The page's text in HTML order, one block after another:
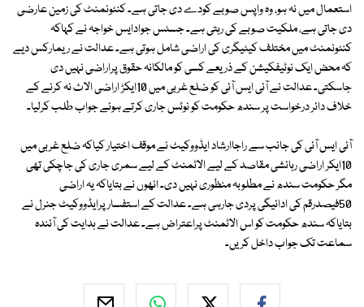
استعمال میں نہ ہو، وہ واپس صوبے کودے دی جاتی ہے۔ کنٹونمنٹ کی زمین عارضی
دی جاتی ہے، ملکیت صوبے کی رہتی ہے۔ جسٹس جوادایس خواجہ نے کہاکہ
کنٹونمنٹ میں مختلف کیٹیگری کی اراضی شامل ہوتی ہے۔ عدالت نے ریمارکس دیے
کہ محض ایک نوٹیفکیشن کے ذریعے کسی کو مالکانہ حقوق پراراضی نہیں دی
جاسکتی۔ عدالت نے آئی ایس آئی کو ضلع غربی میں 10ایکڑ اراضی الاٹ نہ کرنے کے
خلاف دائر درخواست پر سندھ حکومت کو نوٹس جاری کرتے ہوئے جواب طلب کرلیا۔
آئی ایس آئی کی جانب سے راجاارشاد ایڈووکیٹ نے موقف اختیار کیاکہ ضلع غربی میں
10ایکر اراضی رہائشی مقاصد کے لیے الاٹمنٹ کے لیے سمری جاری کی جاچکی تھی
مگر حکومت سندھ نے مطلوبہ منظوری نہیں دی۔ انھوں نے بتایاکہ یہ اراضی
50فیصدرقم کی ادائیگی پردی جارہی ہے۔ عدالت کے استفسار پرایڈووکیٹ جنرل نے
بتایاکہ سندھ حکومت کو اس الاٹمنٹ پراعتراض ہے۔ عدالت نے ہدایت کی آئندہ
سماعت تک جواب داخل کریں۔